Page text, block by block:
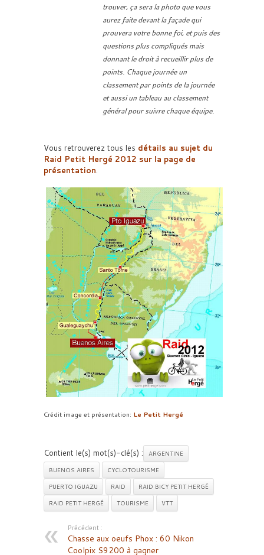
trouver, ça sera la photo que vous
aurez faite devant la façade qui
prouvera votre bonne foi, et puis des
questions plus compliqués mais
donnant le droit à recueillir plus de
points. Chaque journée un
classement par points de la journée
et aussi un tableau au classement
général pour suivre chaque équipe.
Vous retrouverez tous les détails au sujet du
Raid Petit Hergé 2012 sur la page de
présentation.
Crédit image et présentation: Le Petit Hergé
Contient le(s) mot(s)-clé(s) :
ARGENTINE
BUENOS AIRES
CYCLOTOURISME
PUERTO IGUAZU
RAID
RAID BICY PETIT HERGÉ
RAID PETIT HERGÉ
TOURISME VTT
Précédent :
Chasse aux oeufs Phox : 60 Nikon
Coolpix S9200 à gagner